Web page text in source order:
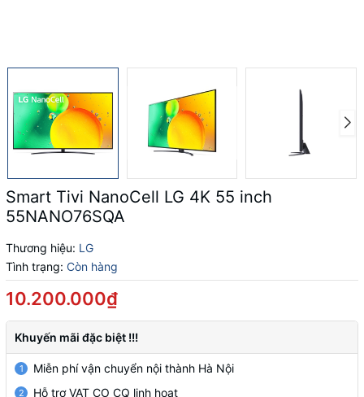
Smart Tivi NanoCell LG 4K 55 inch
55NANO76SQA
Thương hiệu: LG
Tình trạng: Còn hàng
10.200.000₫
Khuyến mãi đặc biệt !!!
1 Miễn phí vận chuyển nội thành Hà Nội
2 Hỗ trợ VAT CO CQ linh hoạt